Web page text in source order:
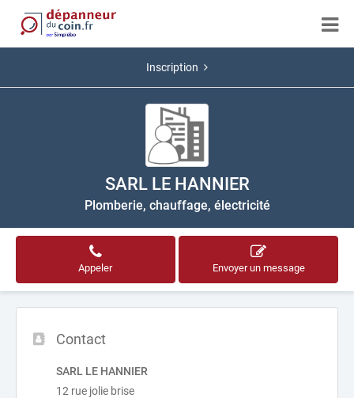
Inscription
SARL LE HANNIER
Plomberie, chauffage, électricité
Appeler Envoyer un message
Contact
SARL LE HANNIER
12 rue jolie brise